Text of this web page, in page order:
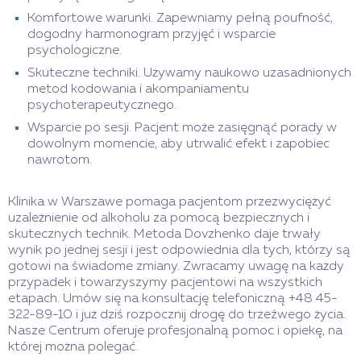
Komfortowe warunki. Zapewniamy pełną poufność,
dogodny harmonogram przyjęć i wsparcie
psychologiczne.
Skuteczne techniki. Używamy naukowo uzasadnionych
metod kodowania i akompaniamentu
psychoterapeutycznego.
Wsparcie po sesji. Pacjent może zasięgnąć porady w
dowolnym momencie, aby utrwalić efekt i zapobiec
nawrotom.
Klinika w Warszawe pomaga pacjentom przezwyciężyć
uzależnienie od alkoholu za pomocą bezpiecznych i
skutecznych technik. Metoda Dovzhenko daje trwały
wynik po jednej sesji i jest odpowiednia dla tych, którzy są
gotowi na świadome zmiany. Zwracamy uwagę na każdy
przypadek i towarzyszymy pacjentowi na wszystkich
etapach. Umów się na konsultację telefoniczną +48 45-
322-89-10 i już dziś rozpocznij drogę do trzeźwego życia.
Nasze Centrum oferuje profesjonalną pomoc i opiekę, na
której można polegać.